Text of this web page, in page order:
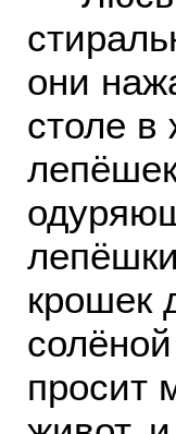
они
столе в
крошек
просит